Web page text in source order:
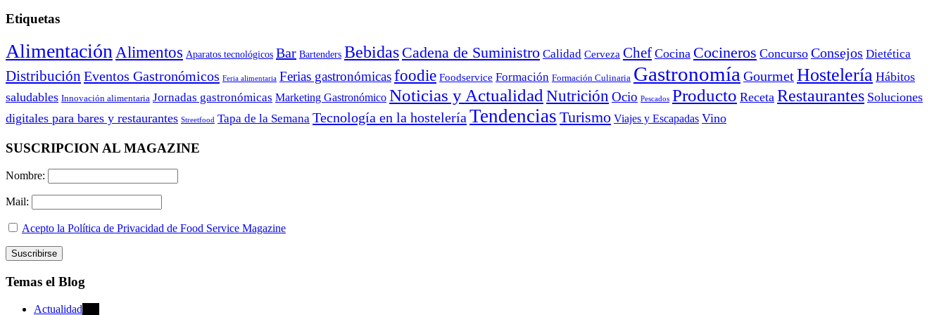
Etiquetas
Alimentación Alimentos Aparatos tecnológicos Bar Bartenders Bebidas Cadena de Suministro Calidad Cerveza Chef Cocina Cocineros Concurso Consejos Dietética
Distribución Eventos Gastronómicos Feria alimentaria Ferias gastronómicasfoodie Foodservice Formación Formación Culinaria Gastronomía GourmetHostelería Hábitos
saludables Innovación alimentaria Jornadas gastronómicas Marketing Gastronómico Noticias y Actualidad Nutrición Ocio Pescados Producto Receta Restaurantes Soluciones
digitales para bares y restaurantes Streetfood Tapa de la Semana Tecnología en la hostelería Tendencias Turismo Viajes y Escapadas Vino
SUSCRIPCION AL MAGAZINE
Nombre:
Mail:
Acepto la Política de Privacidad de Food Service Magazine
Temas el Blog
Actualidad